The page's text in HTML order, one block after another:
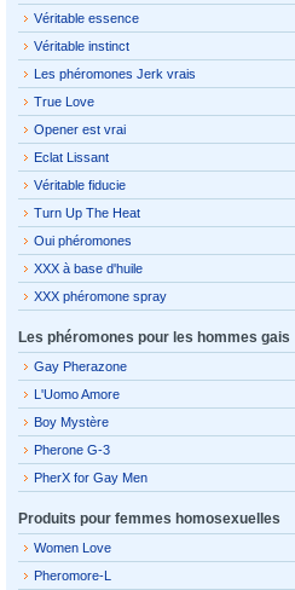
Véritable essence
Véritable instinct
Les phéromones Jerk vrais
True Love
Opener est vrai
Eclat Lissant
Véritable fiducie
Turn Up The Heat
Oui phéromones
XXX à base d'huile
XXX phéromone spray
Les phéromones pour les hommes gais
Gay Pherazone
L'Uomo Amore
Boy Mystère
Pherone G-3
PherX for Gay Men
Produits pour femmes homosexuelles
Women Love
Pheromore-L